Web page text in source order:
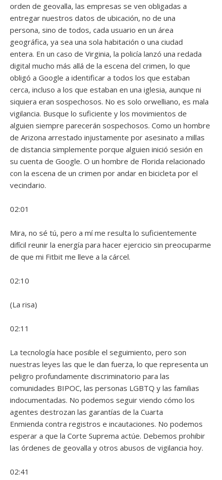
orden de geovalla, las empresas se ven obligadas a
entregar nuestros datos de ubicación, no de una
persona, sino de todos, cada usuario en un área
geográfica, ya sea una sola habitación o una ciudad
entera. En un caso de Virginia, la policía lanzó una redada
digital mucho más allá de la escena del crimen, lo que
obligó a Google a identificar a todos los que estaban
cerca, incluso a los que estaban en una iglesia, aunque ni
siquiera eran sospechosos. No es solo orwelliano, es mala
vigilancia. Busque lo suficiente y los movimientos de
alguien siempre parecerán sospechosos. Como un hombre
de Arizona arrestado injustamente por asesinato a millas
de distancia simplemente porque alguien inició sesión en
su cuenta de Google. O un hombre de Florida relacionado
con la escena de un crimen por andar en bicicleta por el
vecindario.
02:01
Mira, no sé tú, pero a mí me resulta lo suficientemente
difícil reunir la energía para hacer ejercicio sin preocuparme
de que mi Fitbit me lleve a la cárcel.
02:10
(La risa)
02:11
La tecnología hace posible el seguimiento, pero son
nuestras leyes las que le dan fuerza, lo que representa un
peligro profundamente discriminatorio para las
comunidades BIPOC, las personas LGBTQ y las familias
indocumentadas. No podemos seguir viendo cómo los
agentes destrozan las garantías de la Cuarta
Enmienda contra registros e incautaciones. No podemos
esperar a que la Corte Suprema actúe. Debemos prohibir
las órdenes de geovalla y otros abusos de vigilancia hoy.
02:41